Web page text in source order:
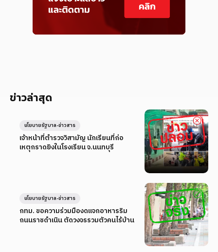
ข่าวล่าสุด
เจ้าหน้าที่ตำรวจวิสามัญ นักเรียนที่ก่อ
เหตุกราดยิงในโรงเรียน จ.นนทบุรี
นโยบายรัฐบาล-ข่าวสาร
กทม. ขอความร่วมมืองดแจกอาหารริม
ถนนราชดำเนิน ตัดวงจรรวมตัวคนไร้บ้าน
นโยบายรัฐบาล-ข่าวสาร